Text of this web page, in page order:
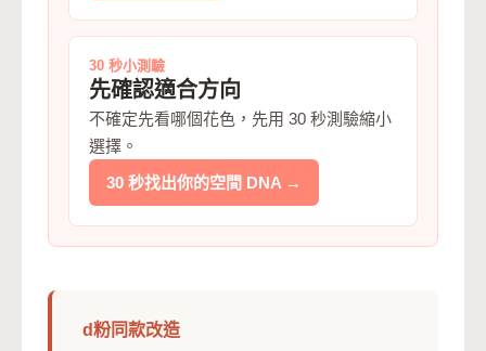
30 秒小測驗
先確認適合方向
不確定先看哪個花色，先用 30 秒測驗縮小
選擇。
30 秒找出你的空間 DNA →
d粉同款改造